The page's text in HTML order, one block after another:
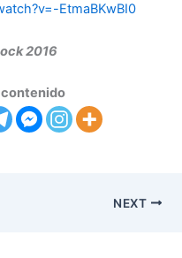
EtmaBKwBI0
2016
NEXT